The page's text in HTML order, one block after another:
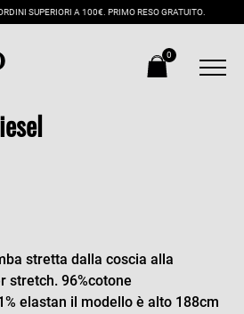
SUPERIORI A 100€. PRIMO RESO GRATUITO.
0
stretta dalla coscia alla
stretch. 96%cotone
elastan il modello è alto 188cm